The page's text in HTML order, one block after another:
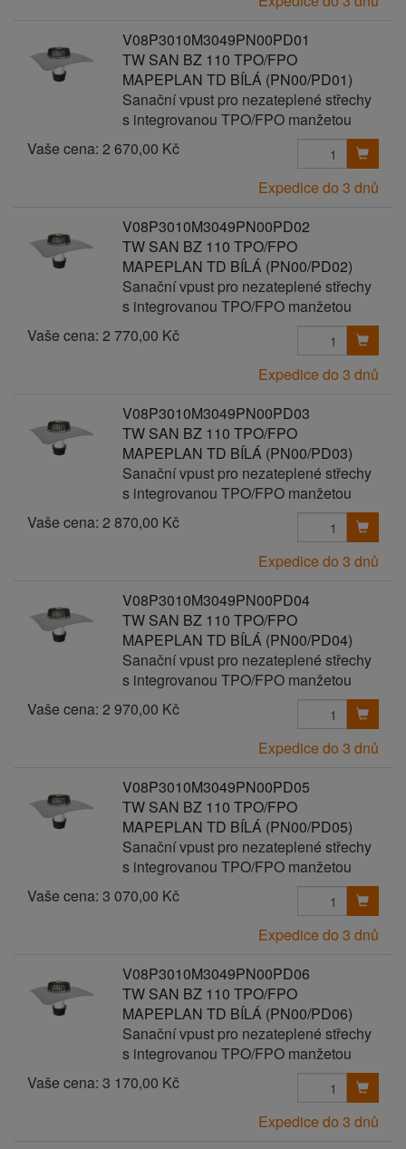
V08P3010M3049PN00PD01
TW SAN BZ 110 TPO/FPO
MAPEPLAN TD BÍLÁ (PN00/PD01)
Sanační vpust pro nezateplené střechy
s integrovanou TPO/FPO manžetou
Vaše cena: 2 670,00 Kč
Expedice do 3 dnů
V08P3010M3049PN00PD02
TW SAN BZ 110 TPO/FPO
MAPEPLAN TD BÍLÁ (PN00/PD02)
Sanační vpust pro nezateplené střechy
s integrovanou TPO/FPO manžetou
Vaše cena: 2 770,00 Kč
Expedice do 3 dnů
V08P3010M3049PN00PD03
TW SAN BZ 110 TPO/FPO
MAPEPLAN TD BÍLÁ (PN00/PD03)
Sanační vpust pro nezateplené střechy
s integrovanou TPO/FPO manžetou
Vaše cena: 2 870,00 Kč
Expedice do 3 dnů
V08P3010M3049PN00PD04
TW SAN BZ 110 TPO/FPO
MAPEPLAN TD BÍLÁ (PN00/PD04)
Sanační vpust pro nezateplené střechy
s integrovanou TPO/FPO manžetou
Vaše cena: 2 970,00 Kč
Expedice do 3 dnů
V08P3010M3049PN00PD05
TW SAN BZ 110 TPO/FPO
MAPEPLAN TD BÍLÁ (PN00/PD05)
Sanační vpust pro nezateplené střechy
s integrovanou TPO/FPO manžetou
Vaše cena: 3 070,00 Kč
Expedice do 3 dnů
V08P3010M3049PN00PD06
TW SAN BZ 110 TPO/FPO
MAPEPLAN TD BÍLÁ (PN00/PD06)
Sanační vpust pro nezateplené střechy
s integrovanou TPO/FPO manžetou
Vaše cena: 3 170,00 Kč
Expedice do 3 dnů